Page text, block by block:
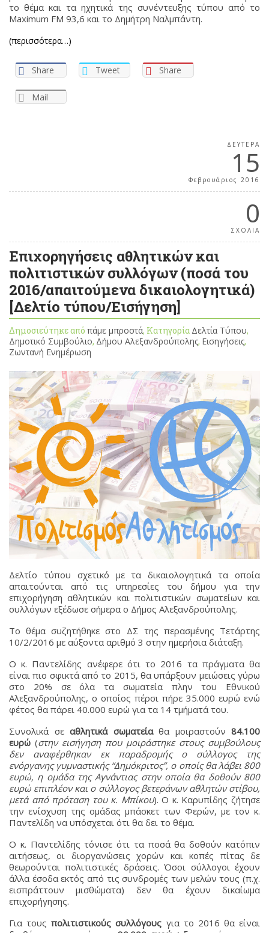
το θέμα και τα ηχητικά της συνέντευξης τύπου από το
Maximum FM 93,6 και το Δημήτρη Ναλμπάντη.
(περισσότερα…)
Share Tweet Share
Mail
ΔΕΥΤΈΡΑ
15
Φεβρουάριος 2016
0
ΣΧΟΛΙΑ
Επιχορηγήσεις αθλητικών και
πολιτιστικών συλλόγων (ποσά του
2016/απαιτούμενα δικαιολογητικά)
[Δελτίο τύπου/Εισήγηση]
Δημοσιεύτηκε από πάμε μπροστά, Κατηγορία Δελτία Τύπου,
Δημοτικό Συμβούλιο, Δήμου Αλεξανδρούπολης, Εισηγήσεις,
Ζωντανή Ενημέρωση
Δελτίο τύπου σχετικό με τα δικαιολογητικά τα οποία
απαιτούνται από τις υπηρεσίες του δήμου για την
επιχορήγηση αθλητικών και πολιτιστικών σωματείων και
συλλόγων εξέδωσε σήμερα ο Δήμος Αλεξανδρούπολης.
Το θέμα συζητήθηκε στο ΔΣ της περασμένης Τετάρτης
10/2/2016 με αύξοντα αριθμό 3 στην ημερήσια διάταξη.
Ο κ. Παντελίδης ανέφερε ότι το 2016 τα πράγματα θα
είναι πιο σφικτά από το 2015, θα υπάρξουν μειώσεις γύρω
στο 20% σε όλα τα σωματεία πλην του Εθνικού
Αλεξανδρούπολης, ο οποίος πέρσι πήρε 35.000 ευρώ ενώ
φέτος θα πάρει 40.000 ευρώ για τα 14 τμήματά του.
Συνολικά σε αθλητικά σωματείαθα μοιραστούν 84.100
ευρώ (στην εισήγηση που μοιράστηκε στους συμβούλους
δεν αναφέρθηκαν εκ παραδρομής ο σύλλογος της
ενόργανης γυμναστικής “Δημόκριτος”, ο οποίς θα λάβει 800
ευρώ, η ομάδα της Αγνάντιας στην οποία θα δοθούν 800
ευρώ επιπλέον και ο σύλλογος βετεράνων αθλητών στίβου,
μετά από πρόταση του κ. Μπίκου). Ο κ. Καρυπίδης ζήτησε
την ενίσχυση της ομάδας μπάσκετ των Φερών, με τον κ.
Παντελίδη να υπόσχεται ότι θα δει το θέμα.
Ο κ. Παντελίδης τόνισε ότι τα ποσά θα δοθούν κατόπιν
αιτήσεως, οι διοργανώσεις χορών και κοπές πίτας δε
θεωρούνται πολιτιστικές δράσεις. Όσοι σύλλογοι έχουν
άλλα έσοδα εκτός από τις συνδρομές των μελών τους (π.χ.
εισπράττουν μισθώματα) δεν θα έχουν δικαίωμα
επιχορήγησης.
Για τουςπολιτιστικούς συλλόγους για το 2016 θα είναι